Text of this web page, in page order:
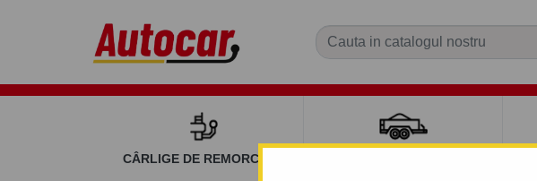
CÂRLIGE DE REMORCARE